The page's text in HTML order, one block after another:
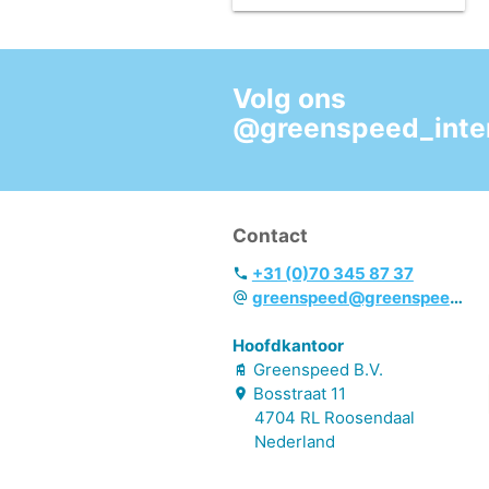
Volg ons
Contact
+31 (0)70 345 87 37
greenspeed@greenspeed.eu
Hoofdkantoor
Greenspeed B.V.
Bosstraat 11
4704 RL Roosendaal
Nederland